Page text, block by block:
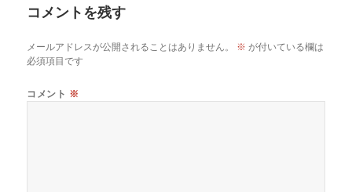
コメントを残す
メールアドレスが公開されることはありません。 ※ が付いている欄は
必須項目です
コメント ※